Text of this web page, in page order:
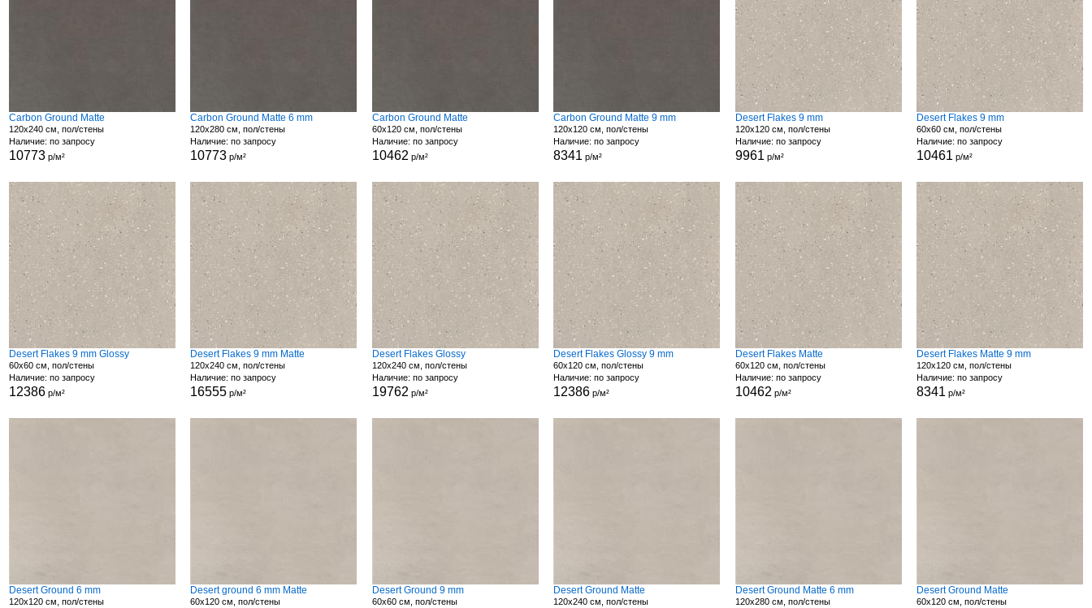
Carbon Ground Matte
120x240 см, пол/стены
Наличие: по запросу
10773р/м²
Carbon Ground Matte 6 mm
120x280 см, пол/стены
Наличие: по запросу
10773 р/м²
Carbon Ground Matte
60x120 см, пол/стены
Наличие: по запросу
10462 р/м²
Carbon Ground Matte 9 mm
120x120 см, пол/стены
Наличие: по запросу
8341 р/м²
Desert Flakes 9 mm
120x120 см, пол/стены
Наличие: по запросу
9961 р/м²
Desert Flakes 9 mm
60x60 см, пол/стены
Наличие: по запросу
10461 р/м²
Desert Flakes 9 mm Glossy
60x60 см, пол/стены
Наличие: по запросу
12386р/м²
Desert Flakes 9 mm Matte
120x240 см, пол/стены
Наличие: по запросу
16555 р/м²
Desert Flakes Glossy
120x240 см, пол/стены
Наличие: по запросу
19762 р/м²
Desert Flakes Glossy 9 mm
60x120 см, пол/стены
Наличие: по запросу
12386 р/м²
Desert Flakes Matte
60x120 см, пол/стены
Наличие: по запросу
10462 р/м²
Desert Flakes Matte 9 mm
120x120 см, пол/стены
Наличие: по запросу
8341 р/м²
Desert Ground 6 mm
120x120 см, пол/стены
Desert ground 6 mm Matte
60x120 см, пол/стены
Desert Ground 9 mm
60x60 см, пол/стены
Desert Ground Matte
120x240 см, пол/стены
Desert Ground Matte 6 mm
120x280 см, пол/стены
Desert Ground Matte
60x120 см, пол/стены